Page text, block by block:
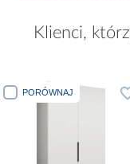
Klienci,
PORÓWNAJ